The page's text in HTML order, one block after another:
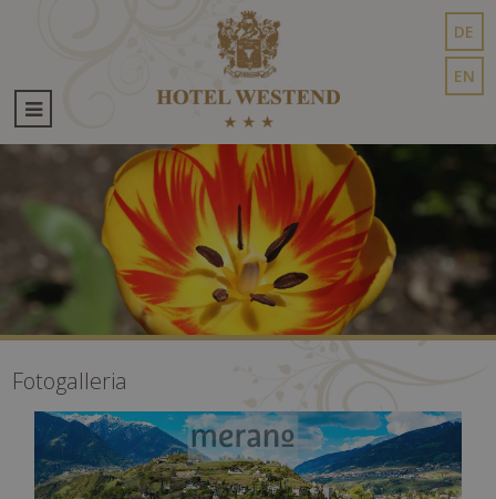
DE
EN
Fotogalleria